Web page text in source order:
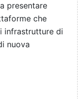
presentare
che
infrastrutture di
nuova